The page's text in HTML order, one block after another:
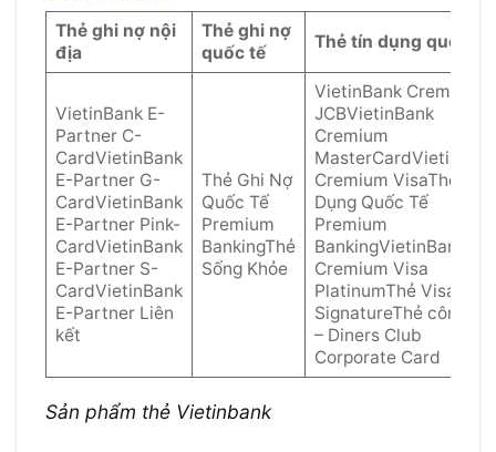
Thẻ ghi nợ nội
địa
Thẻ ghi nợ
quốc tế
Thẻ tín dụng quốc tế
VietinBank E-
Partner C-
CardVietinBank
E-Partner G-
CardVietinBank
E-Partner Pink-
CardVietinBank
E-Partner S-
CardVietinBank
E-Partner Liên
kết
Thẻ Ghi Nợ
Quốc Tế
Premium
BankingThẻ
Sống Khỏe
VietinBank Cremium
JCBVietinBank
Cremium
Cremium VisaThẻ Tín
Dụng Quốc Tế
Premium
BankingVietinBank
Cremium Visa
PlatinumThẻ Visa
SignatureThẻ công ty
– Diners Club
Corporate Card
Sản phẩm thẻ Vietinbank